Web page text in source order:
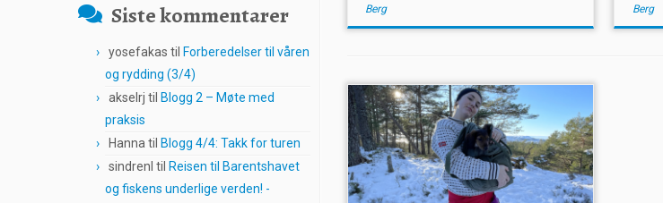
Siste kommentarer
yosefakas til Forberedelser til våren
og rydding (3/4)
akselrj til Blogg 2 – Møte med
praksis
Hanna til Blogg 4/4: Takk for turen
sindrenl til Reisen til Barentshavet
og fiskens underlige verden! -
Berg
Berg